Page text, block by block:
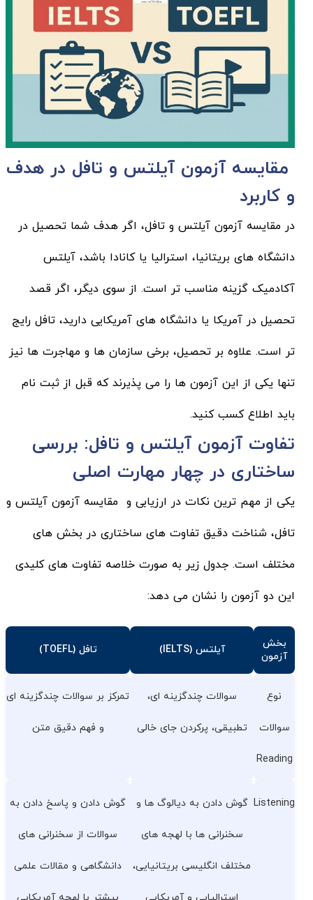
مقایسه آزمون آیلتس و تافل در هدف
و کاربرد
در مقایسه آزمون آیلتس و تافل، اگر هدف شما تحصیل در
دانشگاه های بریتانیا، استرالیا یا کانادا باشد، آیلتس
آکادمیک گزینه مناسب تر است. از سوی دیگر، اگر قصد
تحصیل در آمریکا یا دانشگاه های آمریکایی دارید، تافل رایج
تر است. علاوه بر تحصیل، برخی سازمان ها و مهاجرت ها نیز
تنها یکی از این آزمون ها را می پذیرند که قبل از ثبت نام
باید اطلاع کسب کنید.
تفاوت آزمون آیلتس و تافل: بررسی
ساختاری در چهار مهارت اصلی
یکی از مهم ترین نکات در ارزیابی و مقایسه آزمون آیلتس و
تافل، شناخت دقیق تفاوت های ساختاری در بخش های
مختلف است. جدول زیر به صورت خلاصه تفاوت های کلیدی
این دو آزمون را نشان می دهد:
بخش
آزمون
آیلتس (IELTS) تافل (TOEFL)
نوع
سوالات
Reading
سوالات چندگزینه ای،
تطبیقی، پرکردن جای خالی
تمرکز بر سوالات چندگزینه ای
و فهم دقیق متن
Listening گوش دادن به دیالوگ ها و
سخنرانی ها با لهجه های
مختلف انگلیسی بریتانیایی،
گوش دادن و پاسخ دادن به
سوالات از سخنرانی های
دانشگاهی و مقالات علمی